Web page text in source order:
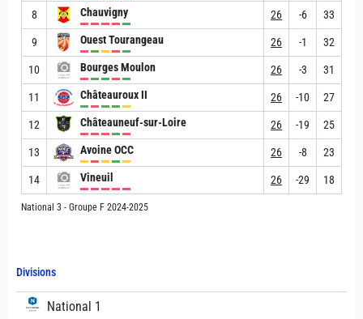
Divisions
National 1
8 Chauvigny 26 -6 33
9 Ouest Tourangeau 26 -1 32
10 Bourges Moulon 26 -3 31
11 Châteauroux II 26 -10 27
12 Châteauneuf-sur-Loire 26 -19 25
13 Avoine OCC 26 -8 23
14 Vineuil 26 -29 18
National 3 - Groupe F 2024-2025